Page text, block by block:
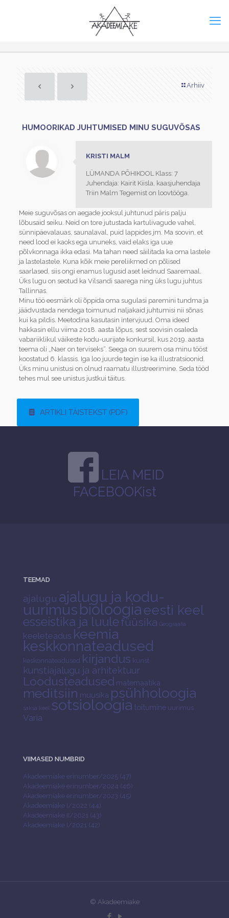
Arhiiv
HUMOORIKAD JUHTUMISED MINU SUGUVÕSAS
KRISTI MALM
LÜMANDA PÕHIKOOL Klass: 7
Juhendaja: Kairit Kiisla, kaasjuhendaja
Triin Malm Tegemist on loovtööga.
Meie suguvõsas on aegade jooksul juhtunud päris palju
lõbusaid seiku. Neid on tore jutustada kartulivagude vahel,
sünnipäevalauas, saunalaval, puid lappides jm. Ma soovin, et
need lood ei kaoks ega ununeks, vaid elaks iga uue
põlvkonnaga ikka edasi. Ma tahan need säilitada ka oma lastele
ja lastelastele. Kuna kõik meie pereliikmed on põlised
saarlased, siis ongi enamus lugusid aset leidnud Saaremaal.
Üks lugu on seotud ka Vilsandi saarega ning üks lugu juhtus
Tallinnas.
Minu töö eesmärk oli õppida oma sugulasi paremini tundma ja
jäädvustada nendega toimunud naljakaid juhtumisi nii sõnas
kui ka pildis. Meetodina kasutasin intervjuud. Oma ideed
hakkasin ellu viima 2018. aasta lõpus, sest soovisin osaleda
vabariiklikul väikeste kodu-uurijate konkursil, kus 2019. aasta
teema oli „Naer on terviseks“. Seega on suurem osa minu tööst
koostatud 6. klassis. Iga loo juurde tegin ise ka illustratsioonid.
Üks minu unistusi on olnud raamatu illustreerimine. Seda tööd
tehes mul see unistus justkui täitus.
ARTIKLI TÄISTEKST (PDF)
LEIA MEID
FACEBOOKist
TEEMAD
ajalugu ajalugu ja kodu-
uurimusbioloogia eesti keel
esseistika ja luulefüüsika Geograafia
keeleteadus keemia
keskkonnateadused
keskonnateadused kirjandus kunst
kunstiajalugu ja arhitektuur
Loodusteadused matemaatika
meditsiin muusika psühholoogia
saksa keel sotsioloogia toitumine uurimus
Varia
VIIMASED NUMBRID
Akadeemiake erinumber/2025 (47)
Akadeemiake erinumber/2024 (46)
Akadeemiake erinumber/2023 (45)
Akadeemiake I/2022 (44)
Akadeemiake II/2021 (43)
Akadeemiake I/2021 (42)
© Akadeemiake